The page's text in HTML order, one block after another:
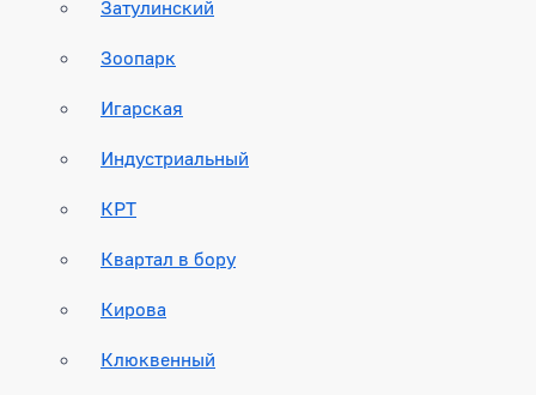
Затулинский
Зоопарк
Игарская
Индустриальный
КРТ
Квартал в бору
Кирова
Клюквенный